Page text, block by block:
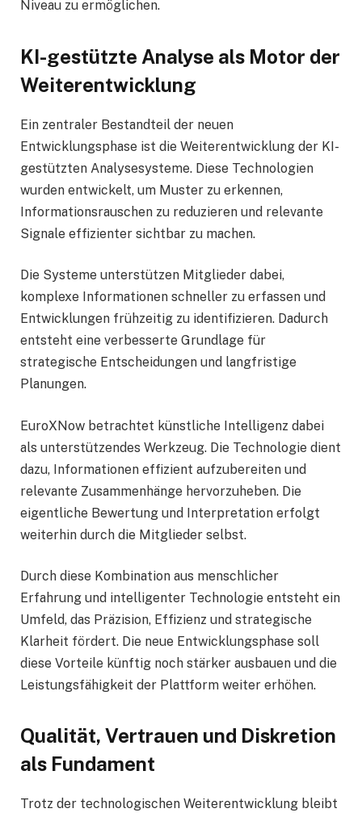
Niveau zu ermöglichen.
KI-gestützte Analyse als Motor der
Weiterentwicklung
Ein zentraler Bestandteil der neuen
Entwicklungsphase ist die Weiterentwicklung der KI-
gestützten Analysesysteme. Diese Technologien
wurden entwickelt, um Muster zu erkennen,
Informationsrauschen zu reduzieren und relevante
Signale effizienter sichtbar zu machen.
Die Systeme unterstützen Mitglieder dabei,
komplexe Informationen schneller zu erfassen und
Entwicklungen frühzeitig zu identifizieren. Dadurch
entsteht eine verbesserte Grundlage für
strategische Entscheidungen und langfristige
Planungen.
EuroXNow betrachtet künstliche Intelligenz dabei
als unterstützendes Werkzeug. Die Technologie dient
dazu, Informationen effizient aufzubereiten und
relevante Zusammenhänge hervorzuheben. Die
eigentliche Bewertung und Interpretation erfolgt
weiterhin durch die Mitglieder selbst.
Durch diese Kombination aus menschlicher
Erfahrung und intelligenter Technologie entsteht ein
Umfeld, das Präzision, Effizienz und strategische
Klarheit fördert. Die neue Entwicklungsphase soll
diese Vorteile künftig noch stärker ausbauen und die
Leistungsfähigkeit der Plattform weiter erhöhen.
Qualität, Vertrauen und Diskretion
als Fundament
Trotz der technologischen Weiterentwicklung bleibt